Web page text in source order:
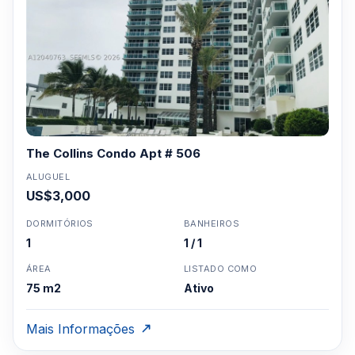
The Collins Condo Apt # 506
ALUGUEL
US$3,000
DORMITÓRIOS
1
BANHEIROS
1 / 1
ÁREA
75 m2
LISTADO COMO
Ativo
Mais Informações